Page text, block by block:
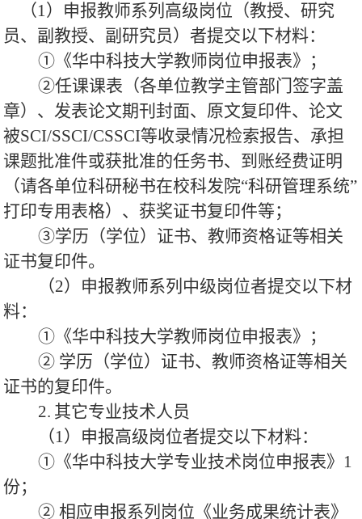
（1）申报教师系列高级岗位（教授、研究
员、副教授、副研究员）者提交以下材料：
①《华中科技大学教师岗位申报表》；
②任课课表（各单位教学主管部门签字盖
章）、发表论文期刊封面、原文复印件、论文
被SCI/SSCI/CSSCI等收录情况检索报告、承担
课题批准件或获批准的任务书、到账经费证明
（请各单位科研秘书在校科发院“科研管理系统”
打印专用表格）、获奖证书复印件等；
③学历（学位）证书、教师资格证等相关
证书复印件。
（2）申报教师系列中级岗位者提交以下材
料：
①《华中科技大学教师岗位申报表》；
② 学历（学位）证书、教师资格证等相关
证书的复印件。
2. 其它专业技术人员
（1）申报高级岗位者提交以下材料：
①《华中科技大学专业技术岗位申报表》1
份；
② 相应申报系列岗位《业务成果统计表》